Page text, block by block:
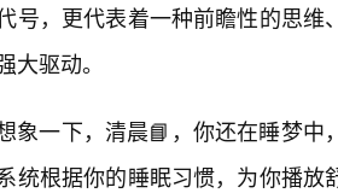
号，更代表着一种前瞻性的思
大驱动。
象一下，清晨📘，你还在睡梦中
统根据你的睡眠习惯，为你播